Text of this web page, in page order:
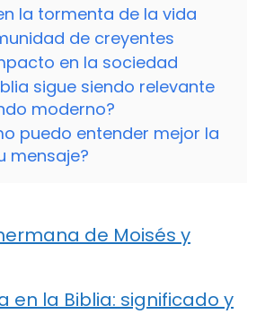
la tormenta de la vida
de creyentes
en la sociedad
sigue siendo relevante
moderno?
puedo entender mejor la
mensaje?
de Moisés y
en la Biblia: significado y